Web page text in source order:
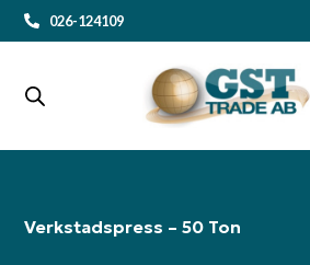
026-124109
Verkstadspress – 50 Ton